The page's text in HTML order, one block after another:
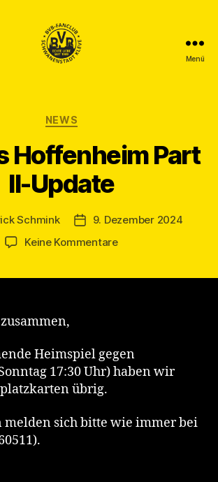
Kleve
Menü
Kategorien
NEWS
Hoffenheim Part
II-Update
Schmink Veröffentlichungsdatum
9. Dezember 2024
Keine Kommentarezu
Heimspiel gegen
17:30 Uhr) haben wir
übrig.
melden sich bitte wie immer bei